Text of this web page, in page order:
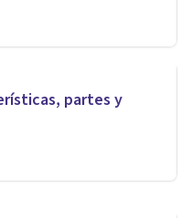
partes y
en el